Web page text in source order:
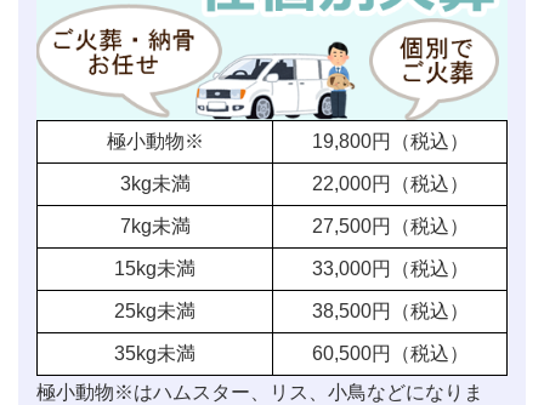
極小動物※ 19,800円（税込）
3kg未満 22,000円（税込）
7kg未満 27,500円（税込）
15kg未満 33,000円（税込）
25kg未満 38,500円（税込）
35kg未満 60,500円（税込）
極小動物※はハムスター、リス、小鳥などになりま